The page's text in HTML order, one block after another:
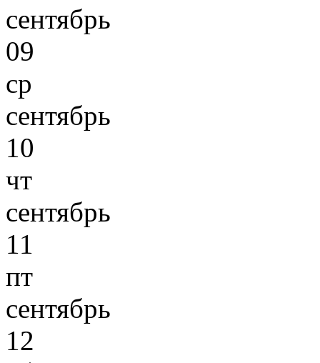
сентябрь
09
ср
сентябрь
10
чт
сентябрь
11
пт
сентябрь
12